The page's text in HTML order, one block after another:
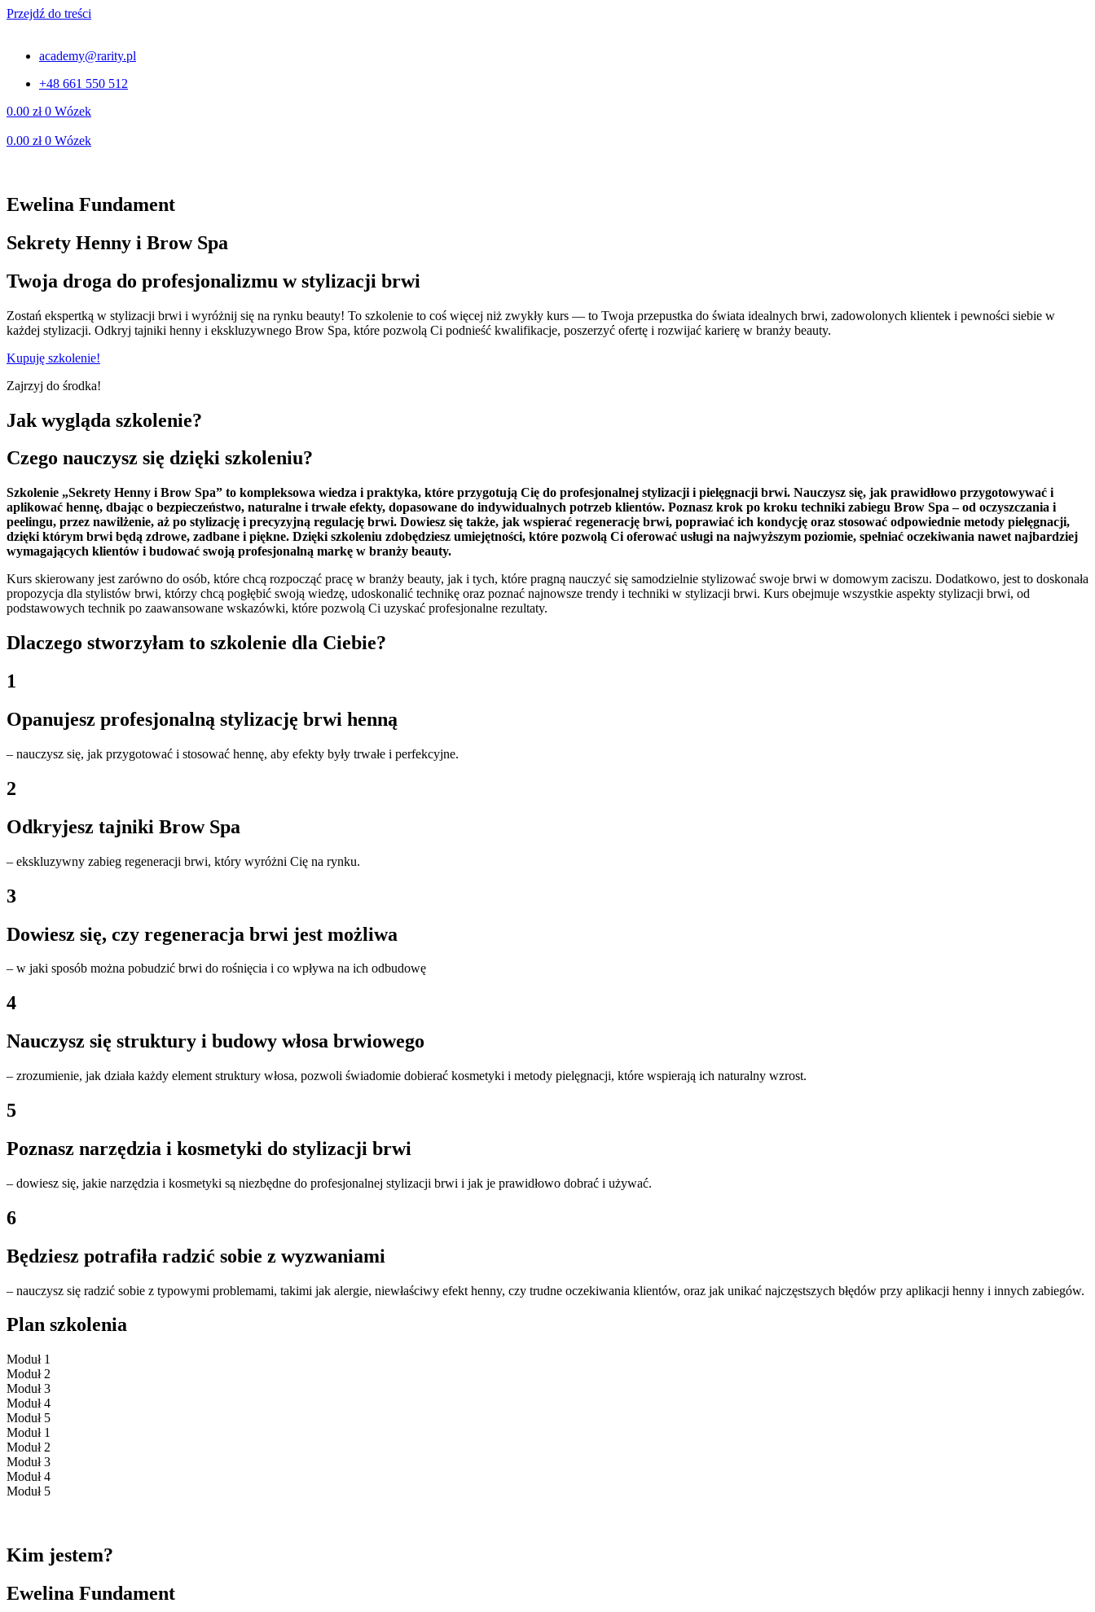
Przejdź do treści
academy@rarity.pl
+48 661 550 512
0.00 zł 0 Wózek
0.00 zł 0 Wózek
Ewelina Fundament
Sekrety Henny i Brow Spa
Twoja droga do profesjonalizmu w stylizacji brwi
Zostań ekspertką w stylizacji brwi i wyróżnij się na rynku beauty! To szkolenie to coś więcej niż zwykły kurs — to Twoja przepustka do świata idealnych brwi, zadowolonych klientek i pewności siebie w
każdej stylizacji. Odkryj tajniki henny i ekskluzywnego Brow Spa, które pozwolą Ci podnieść kwalifikacje, poszerzyć ofertę i rozwijać karierę w branży beauty.
Kupuję szkolenie!
Zajrzyj do środka!
Jak wygląda szkolenie?
Czego nauczysz się dzięki szkoleniu?
Szkolenie „Sekrety Henny i Brow Spa” to kompleksowa wiedza i praktyka, które przygotują Cię do profesjonalnej stylizacji i pielęgnacji brwi. Nauczysz się, jak prawidłowo przygotowywać i
aplikować hennę, dbając o bezpieczeństwo, naturalne i trwałe efekty, dopasowane do indywidualnych potrzeb klientów. Poznasz krok po kroku techniki zabiegu Brow Spa – od oczyszczania i
peelingu, przez nawilżenie, aż po stylizację i precyzyjną regulację brwi. Dowiesz się także, jak wspierać regenerację brwi, poprawiać ich kondycję oraz stosować odpowiednie metody pielęgnacji,
dzięki którym brwi będą zdrowe, zadbane i piękne. Dzięki szkoleniu zdobędziesz umiejętności, które pozwolą Ci oferować usługi na najwyższym poziomie, spełniać oczekiwania nawet najbardziej
wymagających klientów i budować swoją profesjonalną markę w branży beauty.
Kurs skierowany jest zarówno do osób, które chcą rozpocząć pracę w branży beauty, jak i tych, które pragną nauczyć się samodzielnie stylizować swoje brwi w domowym zaciszu. Dodatkowo, jest to doskonała
propozycja dla stylistów brwi, którzy chcą pogłębić swoją wiedzę, udoskonalić technikę oraz poznać najnowsze trendy i techniki w stylizacji brwi. Kurs obejmuje wszystkie aspekty stylizacji brwi, od
podstawowych technik po zaawansowane wskazówki, które pozwolą Ci uzyskać profesjonalne rezultaty.
Dlaczego stworzyłam to szkolenie dla Ciebie?
1
Opanujesz profesjonalną stylizację brwi henną
– nauczysz się, jak przygotować i stosować hennę, aby efekty były trwałe i perfekcyjne.
2
Odkryjesz tajniki Brow Spa
– ekskluzywny zabieg regeneracji brwi, który wyróżni Cię na rynku.
3
Dowiesz się, czy regeneracja brwi jest możliwa
– w jaki sposób można pobudzić brwi do rośnięcia i co wpływa na ich odbudowę
4
Nauczysz się struktury i budowy włosa brwiowego
– zrozumienie, jak działa każdy element struktury włosa, pozwoli świadomie dobierać kosmetyki i metody pielęgnacji, które wspierają ich naturalny wzrost.
5
Poznasz narzędzia i kosmetyki do stylizacji brwi
– dowiesz się, jakie narzędzia i kosmetyki są niezbędne do profesjonalnej stylizacji brwi i jak je prawidłowo dobrać i używać.
6
Będziesz potrafiła radzić sobie z wyzwaniami
– nauczysz się radzić sobie z typowymi problemami, takimi jak alergie, niewłaściwy efekt henny, czy trudne oczekiwania klientów, oraz jak unikać najczęstszych błędów przy aplikacji henny i innych zabiegów.
Plan szkolenia​
Moduł 1
Moduł 2
Moduł 3
Moduł 4
Moduł 5
Moduł 1
Moduł 2
Moduł 3
Moduł 4
Moduł 5
Kim jestem?
Ewelina Fundament